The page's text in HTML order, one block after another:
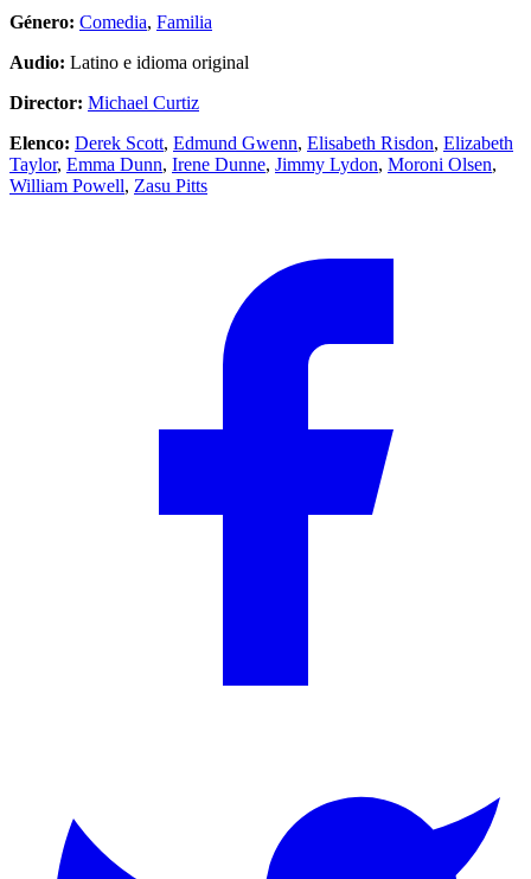
Género: Comedia, Familia
Audio: Latino e idioma original
Director: Michael Curtiz
Elenco: Derek Scott, Edmund Gwenn, Elisabeth Risdon, Elizabeth
Taylor, Emma Dunn, Irene Dunne, Jimmy Lydon, Moroni Olsen,
William Powell, Zasu Pitts